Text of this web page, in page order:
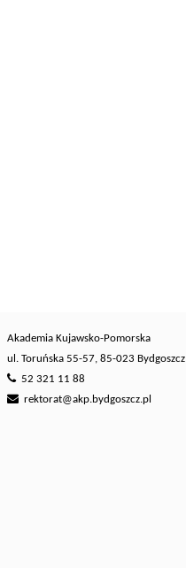
Akademia Kujawsko-Pomorska
ul. Toruńska 55-57, 85-023 Bydgoszcz
52 321 11 88
rektorat@akp.bydgoszcz.pl